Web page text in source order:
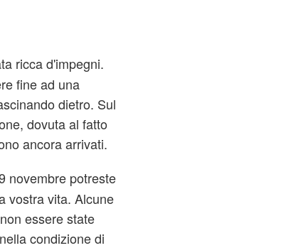
ricca d'impegni.
fine ad una
dietro. Sul
dovuta al fatto
ancora arrivati.
novembre potreste
vostra vita. Alcune
essere state
condizione di